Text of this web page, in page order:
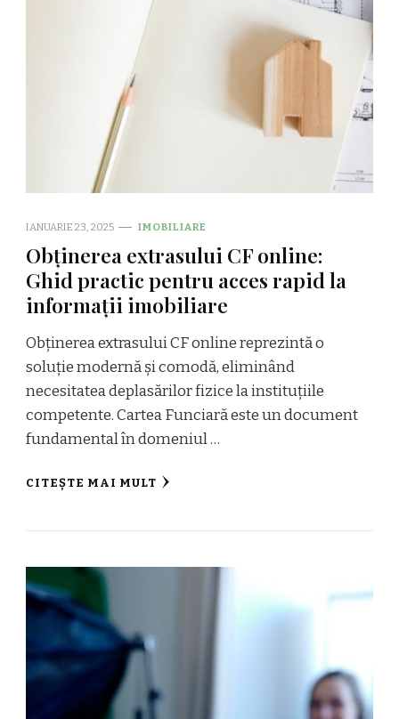
IANUARIE 23, 2025 IMOBILIARE
Obținerea extrasului CF online:
Ghid practic pentru acces rapid la
informații imobiliare
Obținerea extrasului CF online reprezintă o
soluție modernă și comodă, eliminând
necesitatea deplasărilor fizice la instituțiile
competente. Cartea Funciară este un document
fundamental în domeniul …
CITEȘTE MAI MULT